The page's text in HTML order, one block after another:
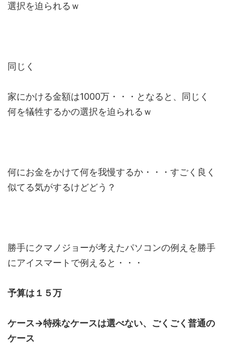
選択を迫られるｗ
同じく
家にかける金額は1000万・・・となると、同じく
何を犠牲するかの選択を迫られるｗ
何にお金をかけて何を我慢するか・・・すごく良く
似てる気がするけどどう？
勝手にクマノジョーが考えたパソコンの例えを勝手
にアイスマートで例えると・・・
予算は１５万
ケース→特殊なケースは選べない、ごくごく普通の
ケース